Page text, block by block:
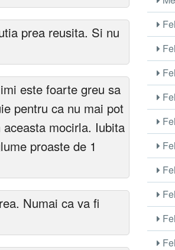
prea reusita. Si nu
este foarte greu sa
pentru ca nu mai pot
mocirla. Iubita
proaste de 1
Numai ca va fi